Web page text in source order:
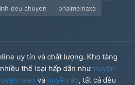
deu chuyen
phaimeinaxa
uy tín và chất lượng. Kho tàng
thể loại hấp dẫn nhưtruyện
teen và huyền ảo, tất cả đều